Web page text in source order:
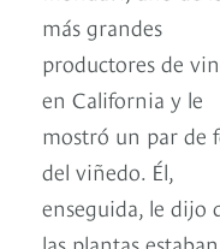
más grandes
productores de
en California y le
mostró un par de
del viñedo. Él,
enseguida, le dijo
las plantas